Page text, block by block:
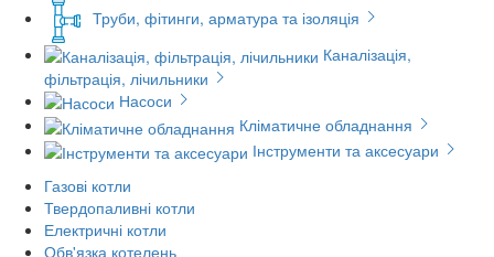
Труби, фітинги, арматура та ізоляція
Каналізація,
фільтрація, лічильники
Насоси
Кліматичне обладнання
Інструменти та аксесуари
Газові котли
Твердопаливні котли
Електричні котли
Обв'язка котелень